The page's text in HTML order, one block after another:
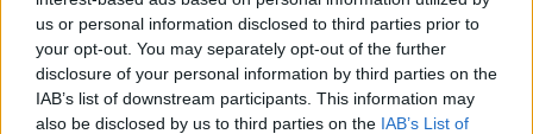
us or personal information disclosed to third parties prior to
your opt-out. You may separately opt-out of the further
disclosure of your personal information by third parties on the
IAB’s list of downstream participants. This information may
also be disclosed by us to third parties on the IAB’s List of
Összes friss hír
CÍMLAPRÓL AJÁNLJUK